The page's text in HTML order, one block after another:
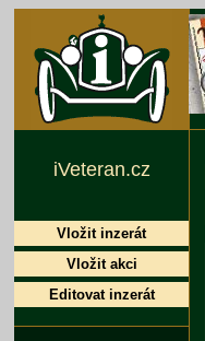
iVeteran.cz
Vložit inzerát
Vložit akci
Editovat inzerát